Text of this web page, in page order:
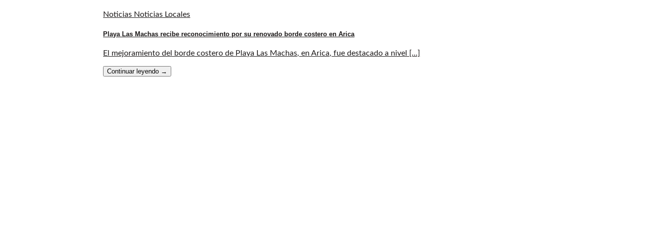
Noticias Noticias Locales
Playa Las Machas recibe reconocimiento por su renovado borde costero en Arica
El mejoramiento del borde costero de Playa Las Machas, en Arica, fue destacado a nivel [...]
Continuar leyendo →